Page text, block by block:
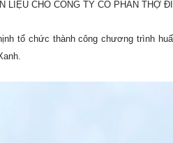
LIỆU CHO CÔNG TY CỔ PHẦN THỢ
tổ chức thành công chương trình